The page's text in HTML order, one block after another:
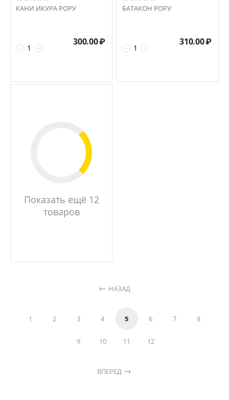
КАНИ ИКУРА РОРУ
+
−
300.00₽
БАТАКОН РОРУ
+
−
310.00₽
Показать ещё 12
товаров
НАЗАД
1 2 3 4 5 6 7 8
9 10 11 12
ВПЕРЕД